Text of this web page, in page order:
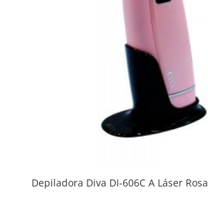
Depiladora Diva DI-606C A Láser Rosa